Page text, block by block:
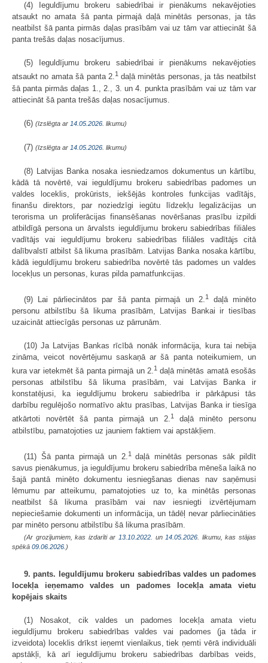
(4) Ieguldījumu brokeru sabiedrībai ir pienākums nekavējoties
atsaukt no amata šā panta pirmajā daļā minētās personas, ja tās
neatbilst šā panta pirmās daļas prasībām vai uz tām var attiecināt šā
panta trešās daļas nosacījumus.
(5) Ieguldījumu brokeru sabiedrībai ir pienākums nekavējoties
atsaukt no amata šā panta 2.1 daļā minētās personas, ja tās neatbilst
šā panta pirmās daļas 1., 2., 3. un 4. punkta prasībām vai uz tām var
attiecināt šā panta trešās daļas nosacījumus.
(6) (Izslēgta ar 14.05.2026 . likumu)
(7) (Izslēgta ar 14.05.2026 . likumu)
(8) Latvijas Banka nosaka iesniedzamos dokumentus un kārtību,
kādā tā novērtē, vai ieguldījumu brokeru sabiedrības padomes un
valdes loceklis, prokūrists, iekšējās kontroles funkcijas vadītājs,
finanšu direktors, par noziedzīgi iegūtu līdzekļu legalizācijas un
terorisma un proliferācijas finansēšanas novēršanas prasību izpildi
atbildīgā persona un ārvalsts ieguldījumu brokeru sabiedrības filiāles
vadītājs vai ieguldījumu brokeru sabiedrības filiāles vadītājs citā
dalībvalstī atbilst šā likuma prasībām. Latvijas Banka nosaka kārtību,
kādā ieguldījumu brokeru sabiedrība novērtē tās padomes un valdes
locekļus un personas, kuras pilda pamatfunkcijas.
(9) Lai pārliecinātos par šā panta pirmajā un 2.1 daļā minēto
personu atbilstību šā likuma prasībām, Latvijas Bankai ir tiesības
uzaicināt attiecīgās personas uz pārrunām.
(10) Ja Latvijas Bankas rīcībā nonāk informācija, kura tai nebija
zināma, veicot novērtējumu saskaņā ar šā panta noteikumiem, un
kura var ietekmēt šā panta pirmajā un 2.1 daļā minētās amatā esošās
personas atbilstību šā likuma prasībām, vai Latvijas Banka ir
konstatējusi, ka ieguldījumu brokeru sabiedrība ir pārkāpusi tās
darbību regulējošo normatīvo aktu prasības, Latvijas Banka ir tiesīga
atkārtoti novērtēt šā panta pirmajā un 2.1 daļā minēto personu
atbilstību, pamatojoties uz jauniem faktiem vai apstākļiem.
(11) Šā panta pirmajā un 2.1 daļā minētās personas sāk pildīt
savus pienākumus, ja ieguldījumu brokeru sabiedrība mēneša laikā no
šajā pantā minēto dokumentu iesniegšanas dienas nav saņēmusi
lēmumu par atteikumu, pamatojoties uz to, ka minētās personas
neatbilst šā likuma prasībām vai nav iesniegti izvērtējumam
nepieciešamie dokumenti un informācija, un tādēļ nevar pārliecināties
par minēto personu atbilstību šā likuma prasībām.
(Ar grozījumiem, kas izdarīti ar 13.10.2022. un 14.05.2026 . likumu, kas stājas
spēkā 09.06.2026. )
9. pants. Ieguldījumu brokeru sabiedrības valdes un padomes
locekļa ieņemamo valdes un padomes locekļa amata vietu
kopējais skaits
(1) Nosakot, cik valdes un padomes locekļa amata vietu
ieguldījumu brokeru sabiedrības valdes vai padomes (ja tāda ir
izveidota) loceklis drīkst ieņemt vienlaikus, tiek ņemti vērā individuāli
apstākļi, kā arī ieguldījumu brokeru sabiedrības darbības veids,